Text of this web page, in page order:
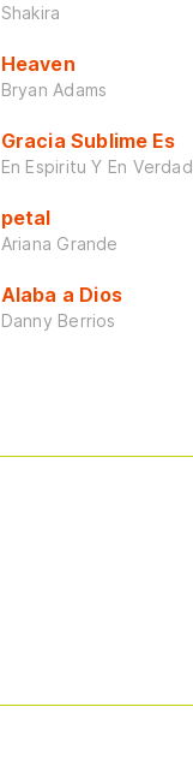
Shakira
Heaven
Bryan Adams
Gracia Sublime Es
En Espiritu Y En Verdad
petal
Ariana Grande
Alaba a Dios
Danny Berrios